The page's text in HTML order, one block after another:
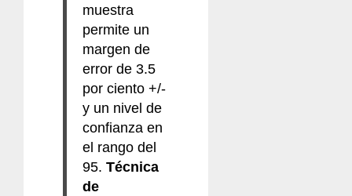
muestra
permite un
margen de
error de 3.5
por ciento +/-
y un nivel de
confianza en
el rango del
95.Técnica
de